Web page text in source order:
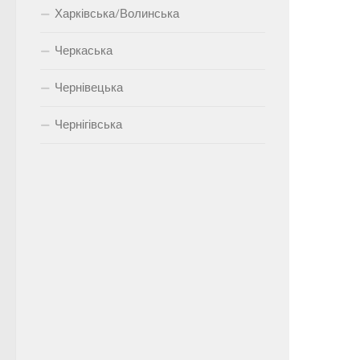
Харківська/Волинська
Черкаська
Чернівецька
Чернігівська